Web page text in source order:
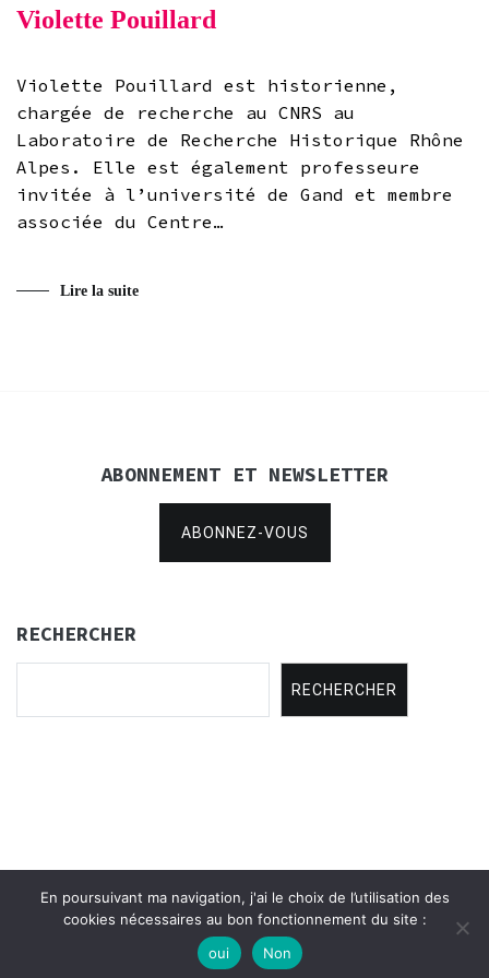
Violette Pouillard
Violette Pouillard est historienne,
chargée de recherche au CNRS au
Laboratoire de Recherche Historique Rhône
Alpes. Elle est également professeure
invitée à l’université de Gand et membre
associée du Centre…
Lire la suite
ABONNEMENT ET NEWSLETTER
ABONNEZ-VOUS
RECHERCHER
RECHERCHER
Copyright © 2021 Concertina Rencontres .
En poursuivant ma navigation, j'ai le choix de l’utilisation des
cookies nécessaires au bon fonctionnement du site :
oui
Non